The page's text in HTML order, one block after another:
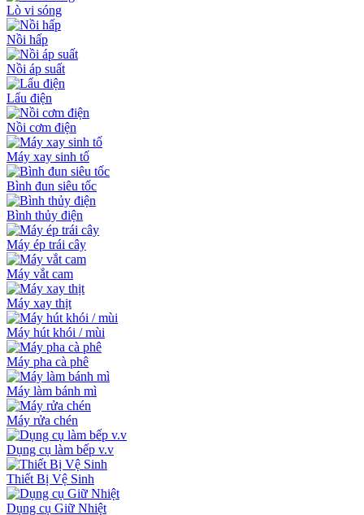
Lò vi sóng
Nồi hấp
Nồi áp suất
Lẩu điện
Nồi cơm điện
Máy xay sinh tố
Bình đun siêu tốc
Bình thủy điện
Máy ép trái cây
Máy vắt cam
Máy xay thịt
Máy hút khói / mùi
Máy pha cà phê
Máy làm bánh mì
Máy rửa chén
Dụng cụ làm bếp v.v
Thiết Bị Vệ Sinh
Dụng cụ Giữ Nhiệt